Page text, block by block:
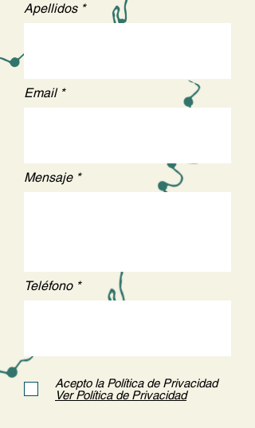
Apellidos
Email
Mensaje
Teléfono
Acepto la Política de Privacidad
Ver Política de Privacidad